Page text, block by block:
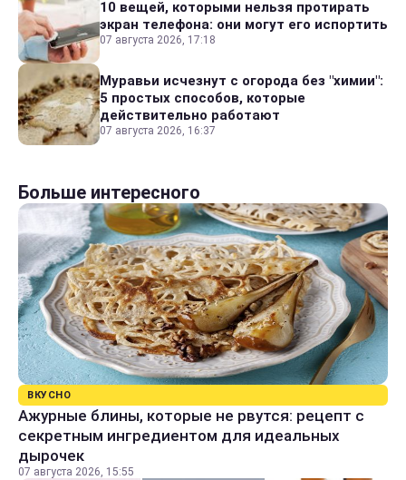
10 вещей, которыми нельзя протирать
экран телефона: они могут его испортить
07 августа 2026, 17:18
Муравьи исчезнут с огорода без "химии":
5 простых способов, которые
действительно работают
07 августа 2026, 16:37
Больше интересного
ВКУСНО
Ажурные блины, которые не рвутся: рецепт с
секретным ингредиентом для идеальных
дырочек
07 августа 2026, 15:55